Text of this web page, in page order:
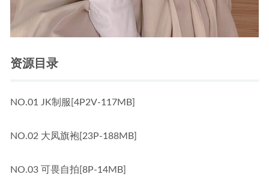
资源目录
NO.01 JK制服[4P2V-117MB]
NO.02 大凤旗袍[23P-188MB]
NO.03 可畏自拍[8P-14MB]